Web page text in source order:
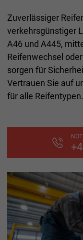
Zuverlässiger
verkehrsgünstiger
A46 und A445,
Reifenwechsel
sorgen für
Vertrauen Sie auf
für alle Reifentypen.